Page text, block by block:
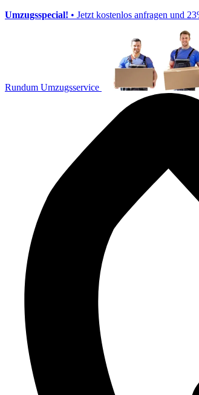
Umzugsspecial! • Jetzt kostenlos anfragen und
Rundum Umzugsservice